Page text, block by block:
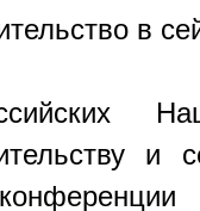
в
и